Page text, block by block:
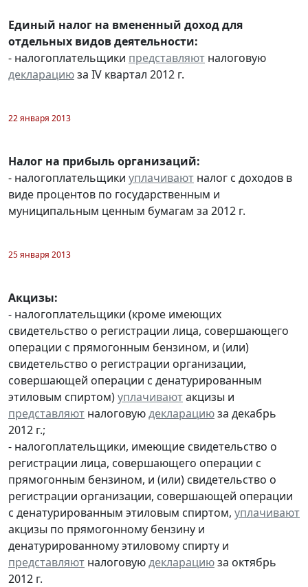
Единый налог на вмененный доход для
отдельных видов деятельности:
- налогоплательщики представляют налоговую
декларациюза IV квартал 2012 г.
22 января 2013
Налог на прибыль организаций:
- налогоплательщики уплачивают налог с доходов в
виде процентов по государственным и
муниципальным ценным бумагам за 2012 г.
25 января 2013
Акцизы:
- налогоплательщики (кроме имеющих
свидетельство о регистрации лица, совершающего
операции с прямогонным бензином, и (или)
свидетельство о регистрации организации,
совершающей операции с денатурированным
этиловым спиртом)уплачиваютакцизы и
представляют налоговуюдекларациюза декабрь
2012 г.;
- налогоплательщики, имеющие свидетельство о
регистрации лица, совершающего операции с
прямогонным бензином, и (или) свидетельство о
регистрации организации, совершающей операции
с денатурированным этиловым спиртом, уплачивают
акцизы по прямогонному бензину и
денатурированному этиловому спирту и
представляют налоговуюдекларациюза октябрь
2012 г.